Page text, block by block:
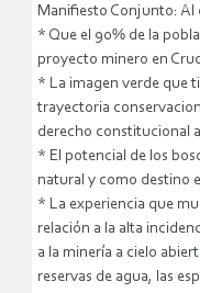
Manifiesto Conjunto: Al
* Que el 90% de la
proyecto minero en
* La imagen verde que
trayectoria
derecho constitucional
* El potencial de los
natural y como destino
* La experiencia que
relación a la alta
a la minería a cielo
reservas de agua, las